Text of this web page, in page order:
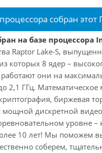
собран этот
на базе процессора
Raptor Lake-S,
которых 8 ядер –
они на
до 2,1 ГГц.
биржевая
мощной дискретной
уровне
10 лет! Мы поможем
соберем,